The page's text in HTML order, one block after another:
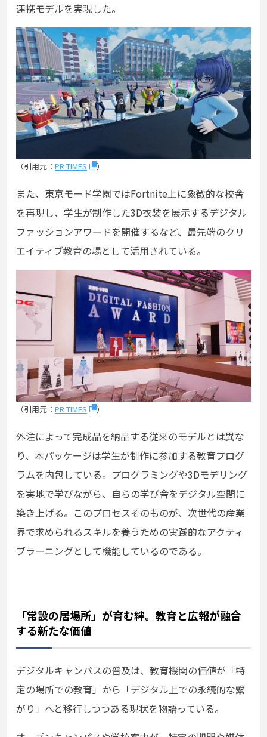
連携モデルを実現した。
（引用元： PR TIMES ）
また、東京モード学園ではFortnite上に象徴的な校舎
を再現し、学生が制作した3D衣装を展示するデジタル
ファッションアワードを開催するなど、最先端のクリ
エイティブ教育の場として活用されている。
（引用元： PR TIMES ）
外注によって完成品を納品する従来のモデルとは異な
り、本パッケージは学生が制作に参加する教育プログ
ラムを内包している。プログラミングや3Dモデリング
を実地で学びながら、自らの学び舎をデジタル空間に
築き上げる。このプロセスそのものが、次世代の産業
界で求められるスキルを養うための実践的なアクティ
ブラーニングとして機能しているのである。
「常設の居場所」が育む絆。教育と広報が融合
する新たな価値
デジタルキャンパスの普及は、教育機関の価値が「特
定の場所での教育」から「デジタル上での永続的な繋
がり」へと移行しつつある現状を物語っている。